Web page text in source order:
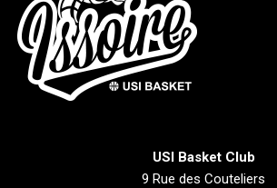
USI Basket Club
9 Rue des Couteliers